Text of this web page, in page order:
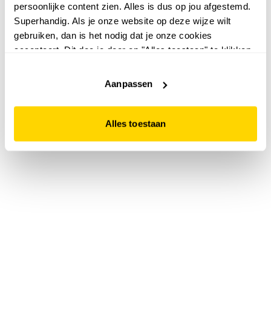
persoonlijke content zien. Alles is dus op jou afgestemd.
Superhandig. Als je onze website op deze wijze wilt
gebruiken, dan is het nodig dat je onze cookies
accepteert. Dit doe je door op "Alles toestaan" te klikken.
website niet optimaal functioneert.
Aanpassen
Alles toestaan